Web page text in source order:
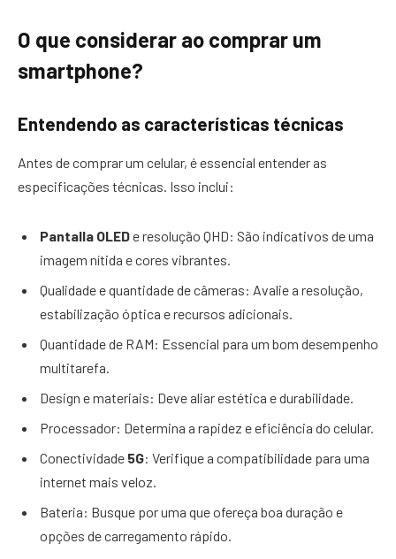
O que considerar ao comprar um
smartphone?
Entendendo as características técnicas
Antes de comprar um celular, é essencial entender as
especificações técnicas. Isso inclui:
Pantalla OLEDe resolução QHD: São indicativos de uma
imagem nítida e cores vibrantes.
Qualidade e quantidade de câmeras: Avalie a resolução,
estabilização óptica e recursos adicionais.
Quantidade de RAM: Essencial para um bom desempenho
multitarefa.
Design e materiais: Deve aliar estética e durabilidade.
Processador: Determina a rapidez e eficiência do celular.
Conectividade 5G: Verifique a compatibilidade para uma
internet mais veloz.
Bateria: Busque por uma que ofereça boa duração e
opções de carregamento rápido.